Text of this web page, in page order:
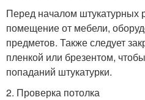
Перед началом штукатурных
помещение от мебели,
предметов. Также следует
пленкой или брезентом,
попаданий штукатурки.
2. Проверка потолка